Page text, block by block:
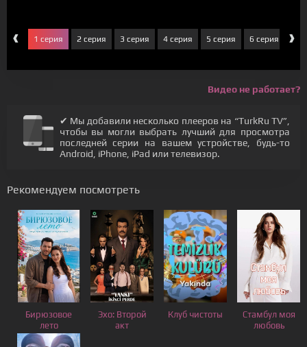
‹ 1 серия 2 серия 3 серия 4 серия 5 серия 6 серия 7
›
Видео не работает?
✔ Мы добавили несколько плееров на “TurkRu TV”,
чтобы вы могли выбрать лучший для просмотра
последней серии на вашем устройстве, будь-то
Android, iPhone, iPad или телевизор.
Рекомендуем посмотреть
Бирюзовое
лето
Эхо: Второй
акт
Клуб чистоты
Стамбул моя
любовь